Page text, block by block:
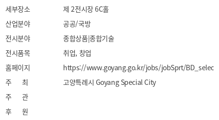
세부장소
제 2전시장 6C홀
산업분야
공공/국방
전시분야
종합상품|종합기술
전시품목
취업, 창업
홈페이지
https://www.goyang.go.kr/jobs/jobSprt/
주 최
고양특례시 Goyang Special City
주 관
후 원